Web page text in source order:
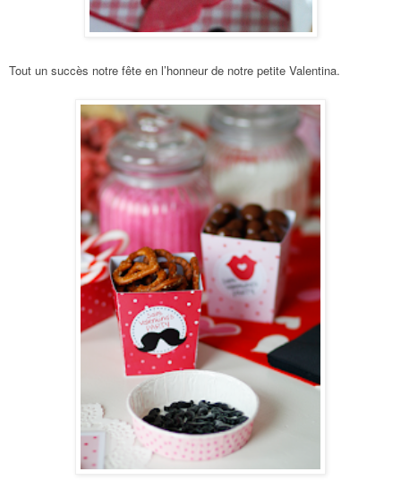
Tout un succès notre fête en l’honneur de notre petite Valentina.